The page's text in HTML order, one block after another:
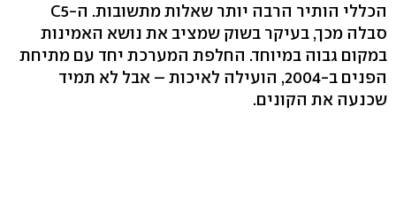
הכללי הותיר הרבה יותר שאלות מתשובות. ה-C5
סבלה מכך, בעיקר בשוק שמציב את נושא האמינות
במקום גבוה במיוחד. החלפת המערכת יחד עם מתיחת
הפנים ב-2004, הועילה לאיכות – אבל לא תמיד
שכנעה את הקונים.